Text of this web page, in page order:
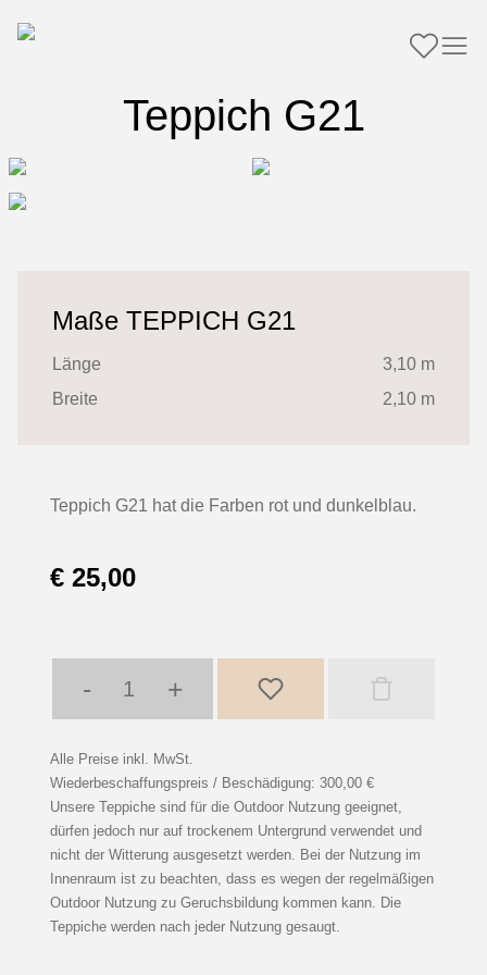
Teppich G21
Teppich G21 hat die Farben rot und dunkelblau.
€ 25,00
- +
Alle Preise inkl. MwSt.
Wiederbeschaffungspreis / Beschädigung: 300,00 €
Unsere Teppiche sind für die Outdoor Nutzung geeignet,
dürfen jedoch nur auf trockenem Untergrund verwendet und
nicht der Witterung ausgesetzt werden. Bei der Nutzung im
Innenraum ist zu beachten, dass es wegen der regelmäßigen
Outdoor Nutzung zu Geruchsbildung kommen kann. Die
Teppiche werden nach jeder Nutzung gesaugt.
Maße TEPPICH G21
Länge
3,10 m
Breite
2,10 m